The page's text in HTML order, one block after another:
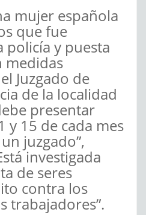
mujer española
que fue
policía y puesta
medidas
Juzgado de
de la localidad
presentar
y 15 de cada mes
juzgado”,
investigada
de seres
contra los
trabajadores”.